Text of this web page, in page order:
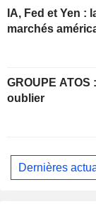
IA, Fed et Yen :
marchés
GROUPE ATOS : une nouvelle année à
oublier
Dernières